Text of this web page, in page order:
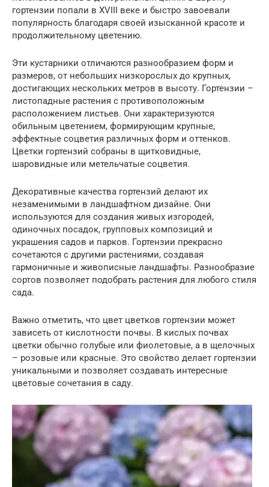
гортензии попали в XVIII веке и быстро завоевали
популярность благодаря своей изысканной красоте и
продолжительному цветению.
Эти кустарники отличаются разнообразием форм и
размеров, от небольших низкорослых до крупных,
достигающих нескольких метров в высоту. Гортензии –
листопадные растения с противоположным
расположением листьев. Они характеризуются
обильным цветением, формирующим крупные,
эффектные соцветия различных форм и оттенков.
Цветки гортензий собраны в щитковидные,
шаровидные или метельчатые соцветия.
Декоративные качества гортензий делают их
незаменимыми в ландшафтном дизайне. Они
используются для создания живых изгородей,
одиночных посадок, групповых композиций и
украшения садов и парков. Гортензии прекрасно
сочетаются с другими растениями, создавая
гармоничные и живописные ландшафты. Разнообразие
сортов позволяет подобрать растения для любого стиля
сада.
Важно отметить, что цвет цветков гортензии может
зависеть от кислотности почвы. В кислых почвах
цветки обычно голубые или фиолетовые, а в щелочных
– розовые или красные. Это свойство делает гортензии
уникальными и позволяет создавать интересные
цветовые сочетания в саду.